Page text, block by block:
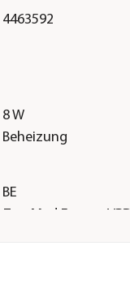
4463592
8 W
Beheizung
BE
Zoo Med Europe